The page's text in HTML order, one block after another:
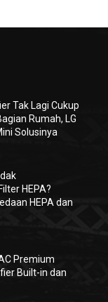
Tak Lagi Cukup
Rumah, LG
Solusinya
HEPA?
HEPA dan
Premium
Built-in dan